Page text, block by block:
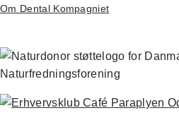
Om Dental Kompagniet